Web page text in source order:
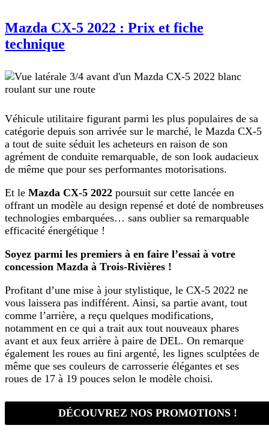
Mazda CX-5 2022 : Prix et fiche
technique
Véhicule utilitaire figurant parmi les plus populaires de sa
catégorie depuis son arrivée sur le marché, le Mazda CX-5
a tout de suite séduit les acheteurs en raison de son
agrément de conduite remarquable, de son look audacieux
de même que pour ses performantes motorisations.
Et le Mazda CX-5 2022 poursuit sur cette lancée en
offrant un modèle au design repensé et doté de nombreuses
technologies embarquées… sans oublier sa remarquable
efficacité énergétique !
Soyez parmi les premiers à en faire l’essai à votre
concession Mazda à Trois-Rivières !
Profitant d’une mise à jour stylistique, le CX-5 2022 ne
vous laissera pas indifférent. Ainsi, sa partie avant, tout
comme l’arrière, a reçu quelques modifications,
notamment en ce qui a trait aux tout nouveaux phares
avant et aux feux arrière à paire de DEL. On remarque
également les roues au fini argenté, les lignes sculptées de
même que ses couleurs de carrosserie élégantes et ses
roues de 17 à 19 pouces selon le modèle choisi.
DÉCOUVREZ NOS PROMOTIONS !